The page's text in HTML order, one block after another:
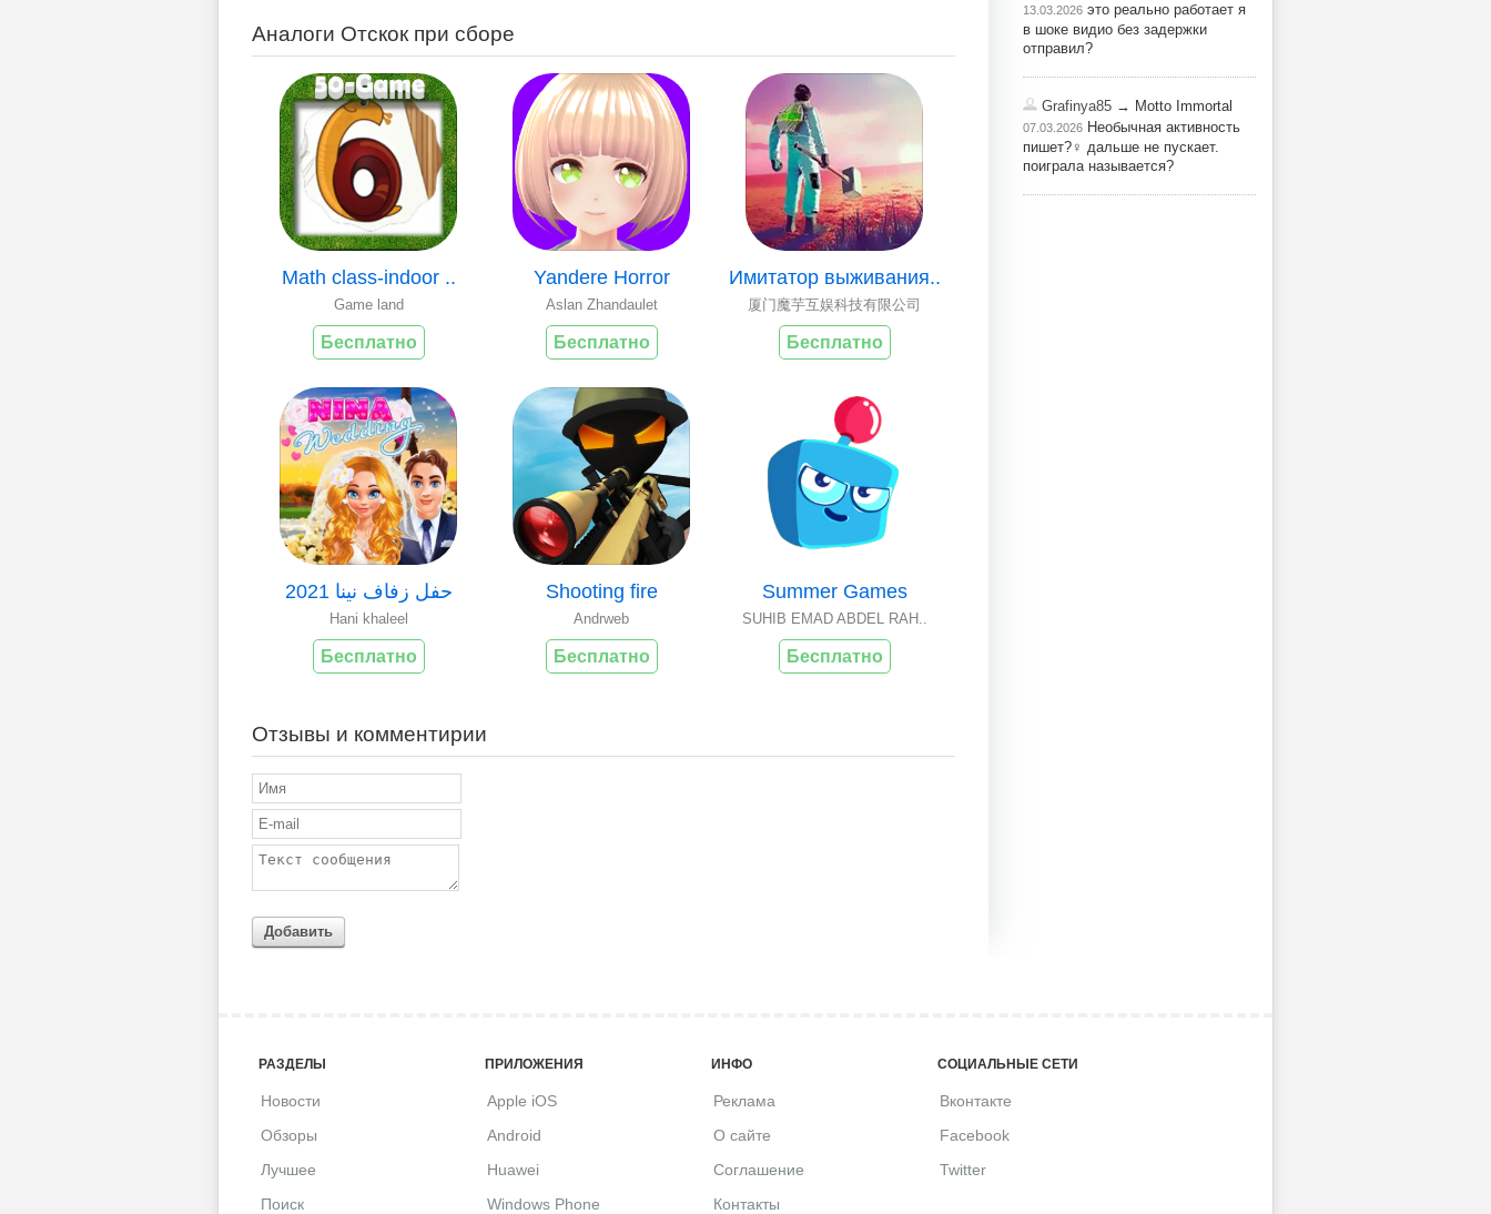
Аналоги Отскок при сборе
Math class-indoor ..
Game land
Бесплатно
Yandere Horror
Aslan Zhandaulet
Бесплатно
Имитатор выживания..
厦门魔芋互娱科技有限公司
Бесплатно
حفل زفاف نينا 2021
Hani khaleel
Бесплатно
Shooting fire
Andrweb
Бесплатно
Summer Games
SUHIB EMAD ABDEL RAH..
Бесплатно
Отзывы и комментирии
Добавить
13.03.2026 это реально работает я
в шоке видио без задержки
отправил?
Grafinya85 → Motto Immortal
07.03.2026 Необычная активность
пишет?‍♀️ дальше не пускает.
поиграла называется?
РАЗДЕЛЫ
Новости
Обзоры
Лучшее
Поиск
ПРИЛОЖЕНИЯ
Apple iOS
Android
Huawei
Windows Phone
ИНФО
Реклама
О сайте
Соглашение
Контакты
СОЦИАЛЬНЫЕ СЕТИ
Вконтакте
Facebook
Twitter